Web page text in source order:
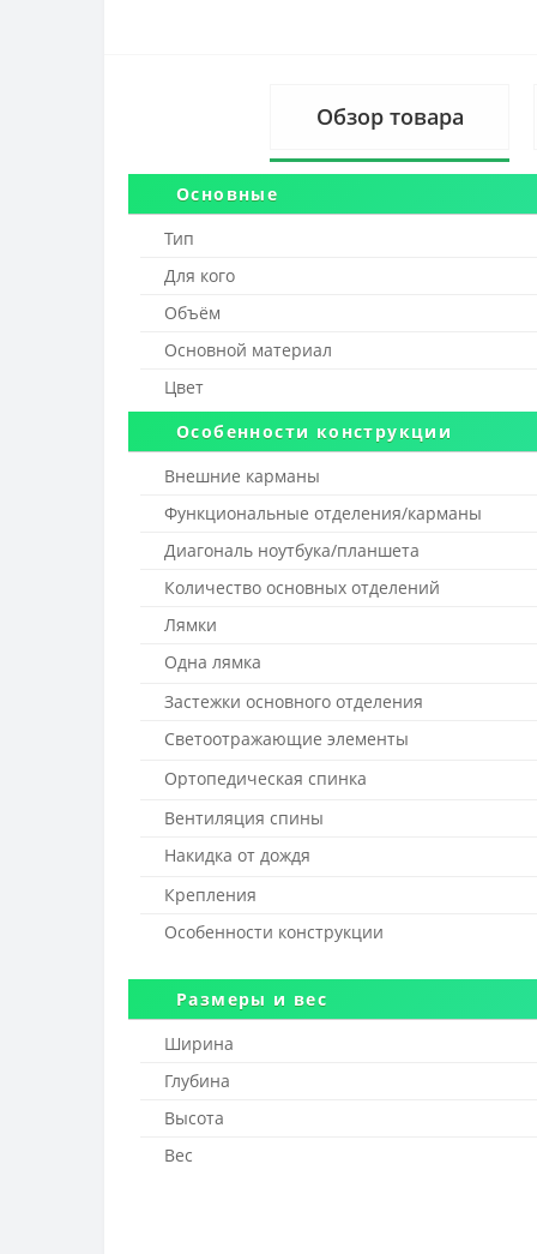
Обзор товара
Основные
Тип
Для кого
Объём
Основной материал
Цвет
Особенности конструкции
Внешние карманы
Функциональные отделения/карманы
Диагональ ноутбука/планшета
Количество основных отделений
Лямки
Одна лямка
Застежки основного отделения
Светоотражающие элементы
Ортопедическая спинка
Вентиляция спины
Накидка от дождя
Крепления
Особенности конструкции
Размеры и вес
Ширина
Глубина
Высота
Вес